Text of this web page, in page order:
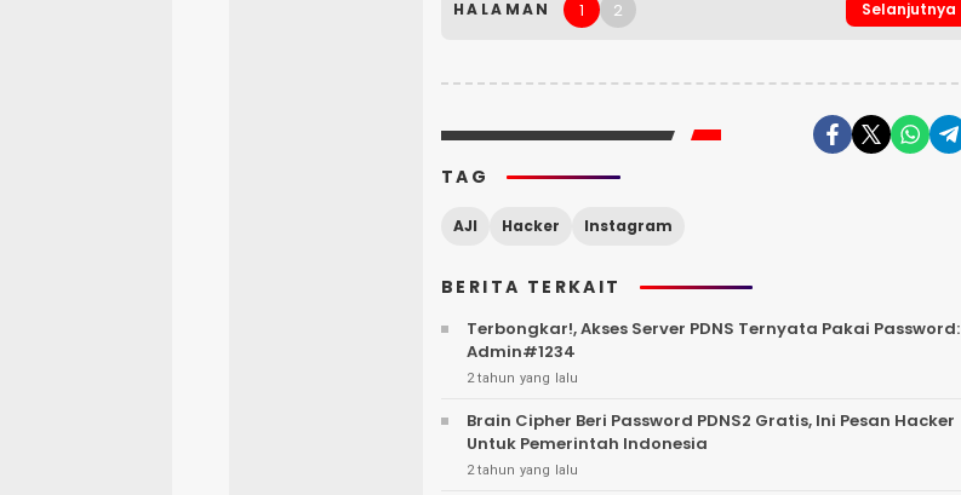
HALAMAN 1 2 Selanjutnya
TAG
AJI Hacker Instagram
BERITA TERKAIT
Terbongkar!, Akses Server PDNS Ternyata Pakai Password:
Admin#1234
2 tahun yang lalu
Brain Cipher Beri Password PDNS2 Gratis, Ini Pesan Hacker
Untuk Pemerintah Indonesia
2 tahun yang lalu